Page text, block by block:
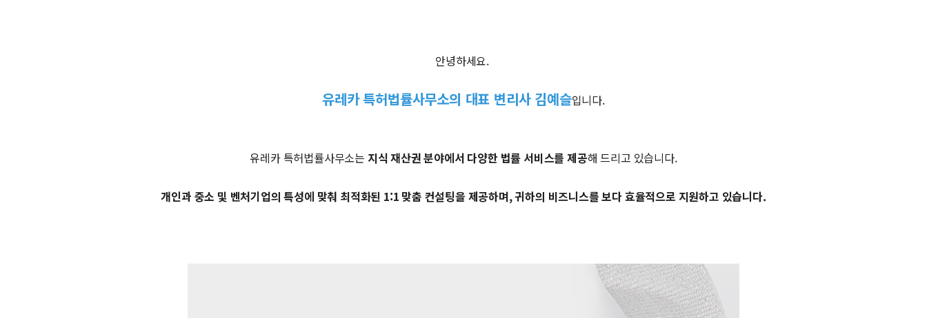
안녕하세요.
유레카 특허법률사무소의 대표 변리사 김예슬입니다.
유레카 특허법률사무소는 지식 재산권 분야에서 다양한 법률 서비스를 제공해 드리고 있습니다.
개인과 중소 및 벤처기업의 특성에 맞춰 최적화된 1:1 맞춤 컨설팅을 제공하며, 귀하의 비즈니스를 보다 효율적으로 지원하고 있습니다.